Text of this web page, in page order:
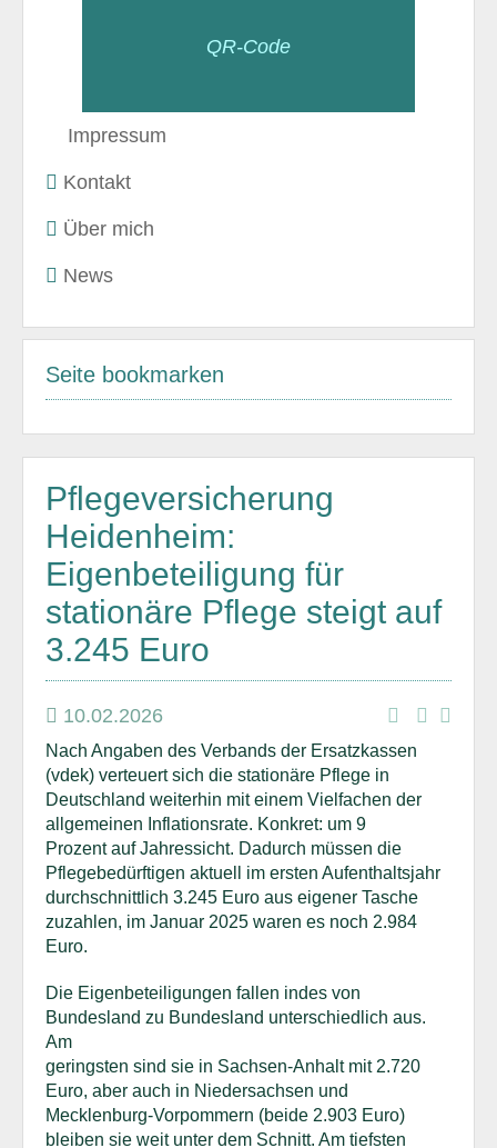
QR-Code
Impressum
Kontakt
Über mich
News
Seite bookmarken
Pflegeversicherung
Heidenheim:
Eigenbeteiligung für
stationäre Pflege steigt auf
3.245 Euro
10.02.2026
Nach Angaben des Verbands der Ersatzkassen
(vdek) verteuert sich die stationäre Pflege in
Deutschland weiterhin mit einem Vielfachen der
allgemeinen Inflationsrate. Konkret: um 9
Prozent auf Jahressicht. Dadurch müssen die
Pflegebedürftigen aktuell im ersten Aufenthaltsjahr
durchschnittlich 3.245 Euro aus eigener Tasche
zuzahlen, im Januar 2025 waren es noch 2.984
Euro.
Die Eigenbeteiligungen fallen indes von
Bundesland zu Bundesland unterschiedlich aus.
Am
geringsten sind sie in Sachsen-Anhalt mit 2.720
Euro, aber auch in Niedersachsen und
Mecklenburg-Vorpommern (beide 2.903 Euro)
bleiben sie weit unter dem Schnitt. Am tiefsten